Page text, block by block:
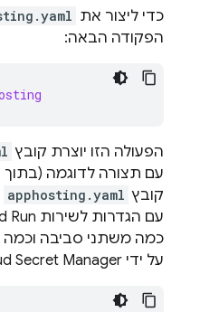
כדי ליצור את
הפקודה הבאה:
הפעולה הזו יוצרת קובץ
עם תצורה לדוגמה
קובץ apphosting.yaml
עם הגדרות לשירות Run
כמה משתני סביבה וכמה
על ידי Cloud Secret Manager: